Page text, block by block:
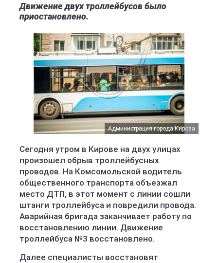
Движение двух троллейбусов было
приостановлено.
Администрация города Кирова
Сегодня утром в Кирове на двух улицах
произошел обрыв троллейбусных
проводов. На Комсомольской водитель
общественного транспорта объезжал
место ДТП, в этот момент с линии сошли
штанги троллейбуса и повредили провода.
Аварийная бригада заканчивает работу по
восстановлению линии. Движение
троллейбуса №3 восстановлено.
Далее специалисты восстановят